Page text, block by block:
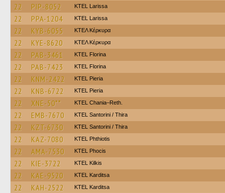
22 PIP-8052 KTEL Larissa
22 PPA-1204 KTEL Larissa
22 KYB-6055 ΚΤΕΛ Κέρκυρα
22 KYE-8620 ΚΤΕΛ Κέρκυρα
22 PAB-3461 KTEL Florina
22 PAB-7423 KTEL Florina
22 KNM-2422 KTEL Pieria
22 KNB-6722 KTEL Pieria
22 XNE-50** KTEL Chania–Reth.
22 EMB-7670 KTEL Santorini / Thira
22 KZT-6730 KTEL Santorini / Thira
22 KAZ-7080 ΚΤΕL Phthiotis
22 AMA-7530 ΚΤΕL Phocis
22 KIE-3722 KTEL Kilkis
22 KAE-9520 ΚΤΕL Karditsa
22 KAH-2522 ΚΤΕL Karditsa